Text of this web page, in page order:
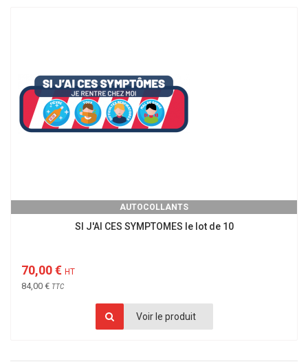
AUTOCOLLANTS
SI J'AI CES SYMPTOMES le lot de 10
70,00 € HT
84,00 € TTC
Voir le produit